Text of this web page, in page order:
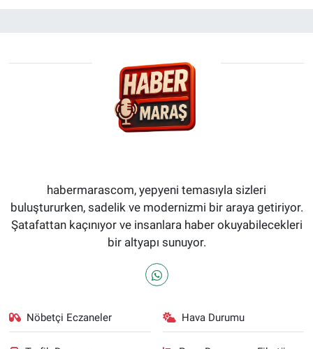
habermarascom, yepyeni temasıyla sizleri
buluştururken, sadelik ve modernizmi bir araya getiriyor.
Şatafattan kaçınıyor ve insanlara haber okuyabilecekleri
bir altyapı sunuyor.
Nöbetçi Eczaneler Hava Durumu